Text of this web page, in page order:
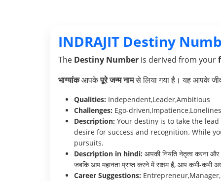
INDRAJIT Destiny
The Destiny Number is derived from your
भाग्यांकआपकेपूरे जन्म नामसे लिया गया है। यह आपके
Qualities: Independent,Leader,Ambitious
Challenges: Ego-
Description: Your destiny is to take the
desire for success and recognition. While
pursuits.
Description in hindi: आपकी नियति नेतृत्व करना और
जबकि आप महानता प्राप्त करने में सक्षम हैं, आप कभी-
Career Suggestions: